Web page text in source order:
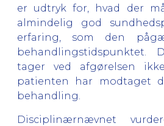
er udtryk for, hvad der
almindelig god
erfaring, som den
behandlingstidspunktet.
tager ved afgørelsen
patienten har modtaget
behandling.
Disciplinærnævnet